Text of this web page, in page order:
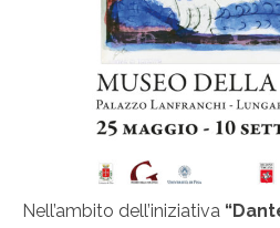
Nell’ambito dell’iniziativa